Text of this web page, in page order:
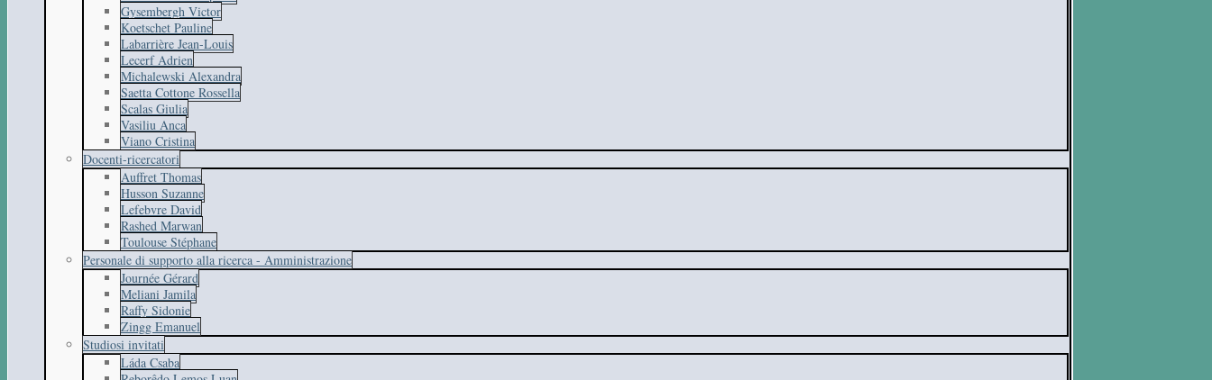
Gysembergh Victor
Koetschet Pauline
Labarrière Jean-Louis
Lecerf Adrien
Michalewski Alexandra
Saetta Cottone Rossella
Scalas Giulia
Vasiliu Anca
Viano Cristina
Docenti-ricercatori
Auffret Thomas
Husson Suzanne
Lefebvre David
Rashed Marwan
Toulouse Stéphane
Personale di supporto alla ricerca - Amministrazione
Journée Gérard
Meliani Jamila
Raffy Sidonie
Zingg Emanuel
Studiosi invitati
Láda Csaba